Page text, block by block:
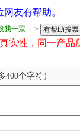
网友有帮助。
我一票 --->
实性，同一产
个字符）